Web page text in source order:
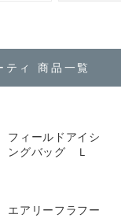
ティ 商品一覧
フィールドアイシ
ングバッグ Ｌ
エアリーフラフー